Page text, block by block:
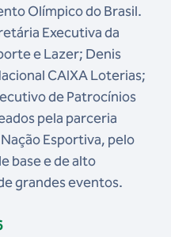
Olímpico do Brasil.
Executiva da
e Lazer; Denis
CAIXA Loterias;
de Patrocínios
pela parceria
Esportiva, pelo
base e de alto
grandes eventos.